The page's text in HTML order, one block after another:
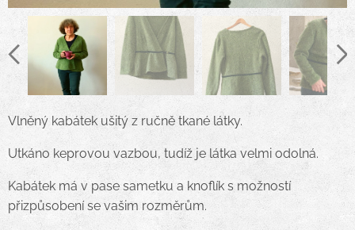
Vlněný kabátek ušitý z ručně tkané látky.
Utkáno keprovou vazbou, tudíž je látka velmi odolná.
Kabátek má v pase sametku a knoflík s možností
přizpůsobení se vašim rozměrům.